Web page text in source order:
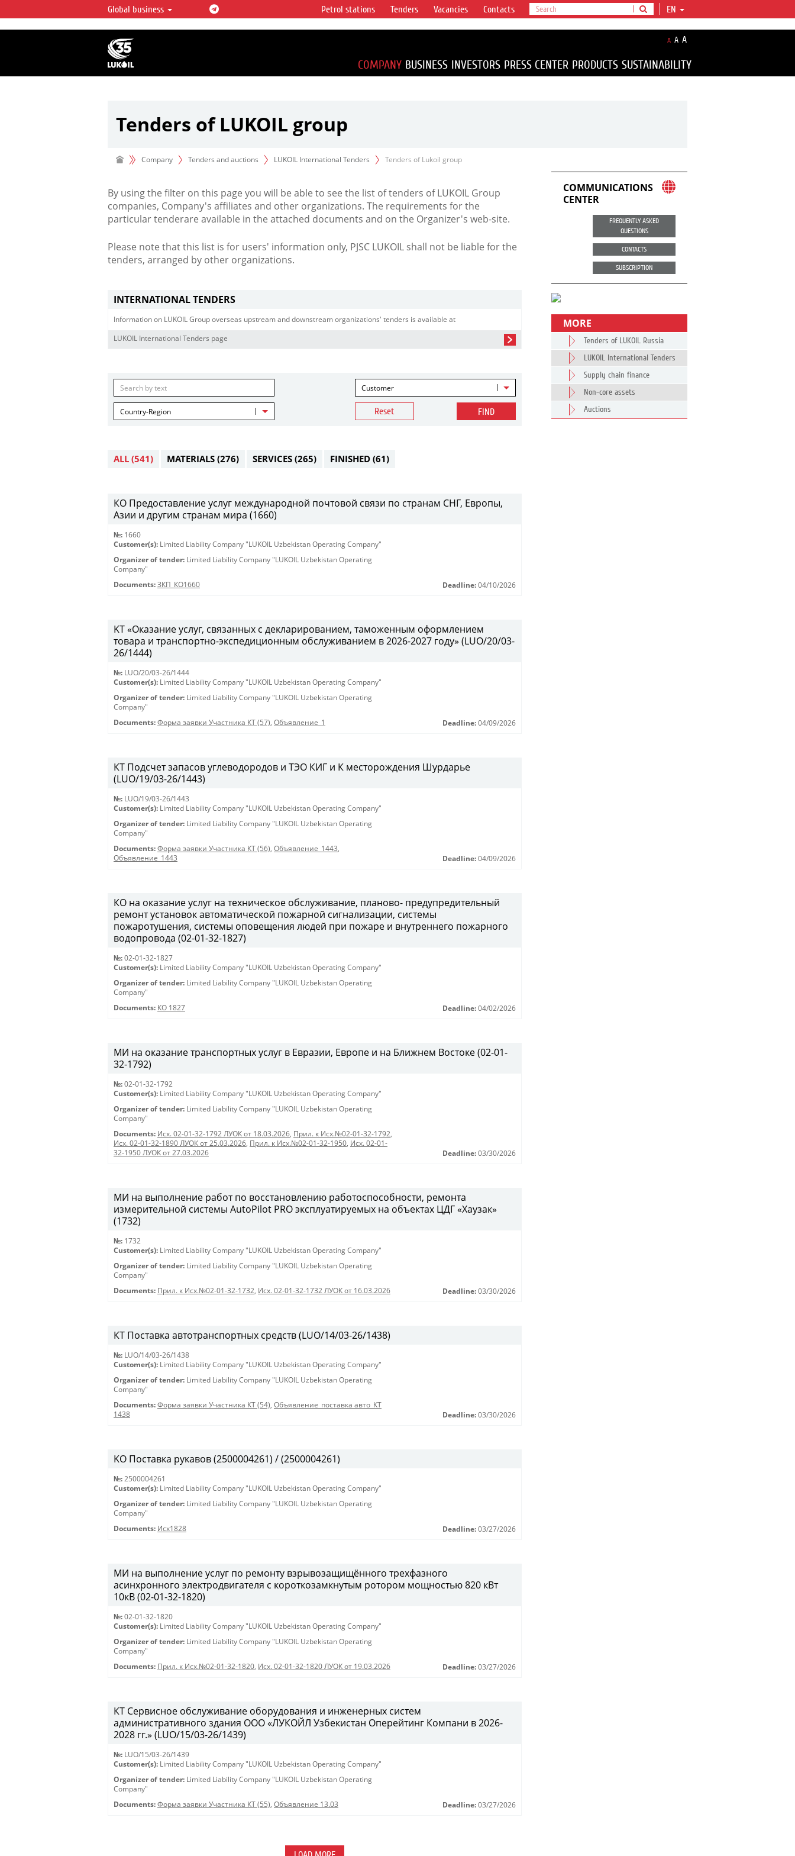
LUKOIL OVERVIEW
LUKOIL is one of the largest oil & gas vertical
integrated companies in the world accounting for
over 2% of crude production and circa 1% of proved
hydrocarbon reserves globally.
Global business EN
Petrol stations Tenders Vacancies Contacts
A A A
COMPANY BUSINESS INVESTORS PRESS CENTER PRODUCTS SUSTAINABILITY
Tenders of LUKOIL group
Company Tenders and auctions LUKOIL International Tenders Tenders of Lukoil group
By using the filter on this page you will be able to see the list of tenders of LUKOIL Group
companies, Company's affiliates and other organizations. The requirements for the
particular tenderare available in the attached documents and on the Organizer's web-site.
Please note that this list is for users' information only, PJSC LUKOIL shall not be liable for the
tenders, arranged by other organizations.
INTERNATIONAL TENDERS
Information on LUKOIL Group overseas upstream and downstream organizations' tenders is available at
LUKOIL International Tenders page
Customer
Country-Region Reset FIND
ALL (541) MATERIALS (276) SERVICES (265) FINISHED (61)
КО Предоставление услуг международной почтовой связи по странам СНГ, Европы,
Азии и другим странам мира (1660)
№: 1660
Customer(s): Limited Liability Company "LUKOIL Uzbekistan Operating Company"
Organizer of tender: Limited Liability Company "LUKOIL Uzbekistan Operating
Company"
Documents: ЗКП_КО1660 Deadline: 04/10/2026
KT «Оказание услуг, связанных с декларированием, таможенным оформлением
товара и транспортно-экспедиционным обслуживанием в 2026-2027 году» (LUO/20/03-
26/1444)
№: LUO/20/03-26/1444
Customer(s): Limited Liability Company "LUKOIL Uzbekistan Operating Company"
Organizer of tender: Limited Liability Company "LUKOIL Uzbekistan Operating
Company"
Documents: Форма заявки Участника КТ (57), Объявление_1 Deadline: 04/09/2026
КТ Подсчет запасов углеводородов и ТЭО КИГ и К месторождения Шурдарье
(LUO/19/03-26/1443)
№: LUO/19/03-26/1443
Customer(s): Limited Liability Company "LUKOIL Uzbekistan Operating Company"
Organizer of tender: Limited Liability Company "LUKOIL Uzbekistan Operating
Company"
Documents: Форма заявки Участника КТ (56), Объявление_1443,
Объявление_1443
Deadline: 04/09/2026
КО на оказание услуг на техническое обслуживание, планово- предупредительный
ремонт установок автоматической пожарной сигнализации, системы
пожаротушения, системы оповещения людей при пожаре и внутреннего пожарного
водопровода (02-01-32-1827)
№: 02-01-32-1827
Customer(s): Limited Liability Company "LUKOIL Uzbekistan Operating Company"
Organizer of tender: Limited Liability Company "LUKOIL Uzbekistan Operating
Company"
Documents: КО 1827 Deadline: 04/02/2026
МИ на оказание транспортных услуг в Евразии, Европе и на Ближнем Востоке (02-01-
32-1792)
№: 02-01-32-1792
Customer(s): Limited Liability Company "LUKOIL Uzbekistan Operating Company"
Organizer of tender: Limited Liability Company "LUKOIL Uzbekistan Operating
Company"
Documents: Исх. 02-01-32-1792 ЛУОК от 18.03.2026, Прил. к Исх.№02-01-32-1792,
Исх. 02-01-32-1890 ЛУОК от 25.03.2026, Прил. к Исх.№02-01-32-1950, Исх. 02-01-
32-1950 ЛУОК от 27.03.2026
Deadline: 03/30/2026
МИ на выполнение работ по восстановлению работоспособности, ремонта
измерительной системы AutoPilot PRO эксплуатируемых на объектах ЦДГ «Хаузак»
(1732)
№: 1732
Customer(s): Limited Liability Company "LUKOIL Uzbekistan Operating Company"
Organizer of tender: Limited Liability Company "LUKOIL Uzbekistan Operating
Company"
Documents: Прил. к Исх.№02-01-32-1732, Исх. 02-01-32-1732 ЛУОК от 16.03.2026 Deadline: 03/30/2026
КТ Поставка автотранспортных средств (LUO/14/03-26/1438)
№: LUO/14/03-26/1438
Customer(s): Limited Liability Company "LUKOIL Uzbekistan Operating Company"
Organizer of tender: Limited Liability Company "LUKOIL Uzbekistan Operating
Company"
Documents: Форма заявки Участника КТ (54), Объявление_поставка авто_КТ
1438
Deadline: 03/30/2026
KO Поставка рукавов (2500004261) / (2500004261)
№: 2500004261
Customer(s): Limited Liability Company "LUKOIL Uzbekistan Operating Company"
Organizer of tender: Limited Liability Company "LUKOIL Uzbekistan Operating
Company"
Documents: Исх1828 Deadline: 03/27/2026
МИ на выполнение услуг по ремонту взрывозащищённого трехфазного
асинхронного электродвигателя с короткозамкнутым ротором мощностью 820 кВт
10кВ (02-01-32-1820)
№: 02-01-32-1820
Customer(s): Limited Liability Company "LUKOIL Uzbekistan Operating Company"
Organizer of tender: Limited Liability Company "LUKOIL Uzbekistan Operating
Company"
Documents: Прил. к Исх.№02-01-32-1820, Исх. 02-01-32-1820 ЛУОК от 19.03.2026 Deadline: 03/27/2026
КТ Сервисное обслуживание оборудования и инженерных систем
административного здания ООО «ЛУКОЙЛ Узбекистан Оперейтинг Компани в 2026-
2028 гг.» (LUO/15/03-26/1439)
№: LUO/15/03-26/1439
Customer(s): Limited Liability Company "LUKOIL Uzbekistan Operating Company"
Organizer of tender: Limited Liability Company "LUKOIL Uzbekistan Operating
Company"
Documents: Форма заявки Участника КТ (55), Объявление 13.03 Deadline: 03/27/2026
COMMUNICATIONS
CENTER
FREQUENTLY ASKED
QUESTIONS
CONTACTS
SUBSCRIPTION
MORE
Tenders of LUKOIL Russia
LUKOIL International Tenders
Supply chain finance
Non-core assets
Auctions